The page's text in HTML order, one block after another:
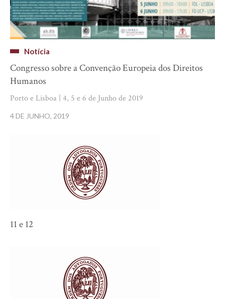
Notícia
Congresso sobre a Convenção Europeia dos Direitos
Humanos
Porto e Lisboa | 4, 5 e 6 de Junho de 2019
4 DE JUNHO, 2019
11 e 12